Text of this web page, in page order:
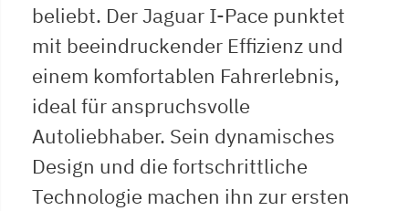
beliebt. Der Jaguar I-Pace punktet
mit beeindruckender Effizienz und
einem komfortablen Fahrerlebnis,
ideal für anspruchsvolle
Autoliebhaber. Sein dynamisches
Design und die fortschrittliche
Technologie machen ihn zur ersten